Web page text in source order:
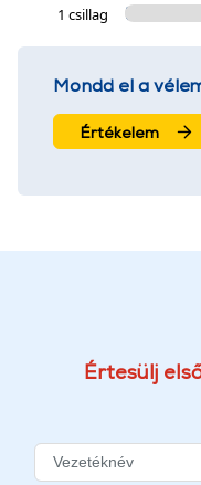
1 csillag
Mondd el a
Értékelem
Értesülj